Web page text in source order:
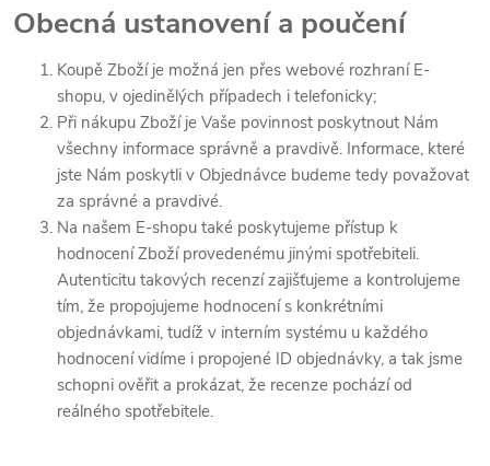
Obecná ustanovení a poučení
Koupě Zboží je možná jen přes webové rozhraní E-
shopu, v ojedinělých případech i telefonicky;
Při nákupu Zboží je Vaše povinnost poskytnout Nám
všechny informace správně a pravdivě. Informace, které
jste Nám poskytli v Objednávce budeme tedy považovat
za správné a pravdivé.
Na našem E-shopu také poskytujeme přístup k
hodnocení Zboží provedenému jinými spotřebiteli.
Autenticitu takových recenzí zajišťujeme a kontrolujeme
tím, že propojujeme hodnocení s konkrétními
objednávkami, tudíž v interním systému u každého
hodnocení vidíme i propojené ID objednávky, a tak jsme
schopni ověřit a prokázat, že recenze pochází od
reálného spotřebitele.